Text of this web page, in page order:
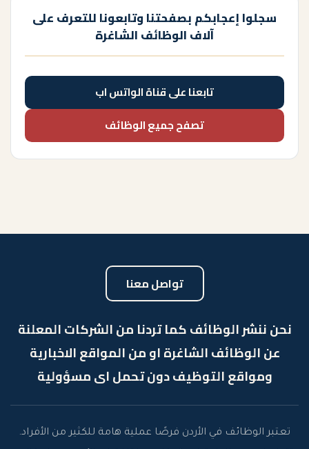
سجلوا إعجابكم بصفحتنا وتابعونا للتعرف على
آلاف الوظائف الشاغرة
تابعنا على قناة الواتس اب
تصفح جميع الوظائف
تواصل معنا
نحن ننشر الوظائف كما تردنا من الشركات المعلنة
عن الوظائف الشاغرة او من المواقع الاخبارية
ومواقع التوظيف دون تحمل اى مسؤولية
تعتبر الوظائف في الأردن فرصًا عملية هامة للكثير من الأفراد.